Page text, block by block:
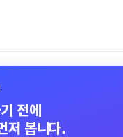
전에
저 봅니다.